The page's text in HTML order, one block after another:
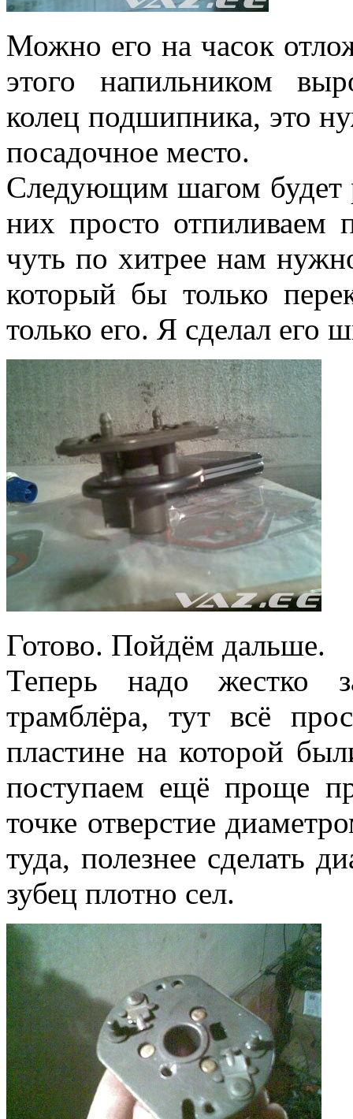
Можно его на часок
этого напильником
колец подшипника, это
посадочное место.
Следующим шагом будет
них просто отпиливаем
чуть по хитрее нам
который бы только
только его. Я сделал его
Готово. Пойдём дальше.
Теперь надо жестко
трамблёра, тут всё
пластине на которой
поступаем ещё проще
точке отверстие
туда, полезнее сделать
зубец плотно сел.